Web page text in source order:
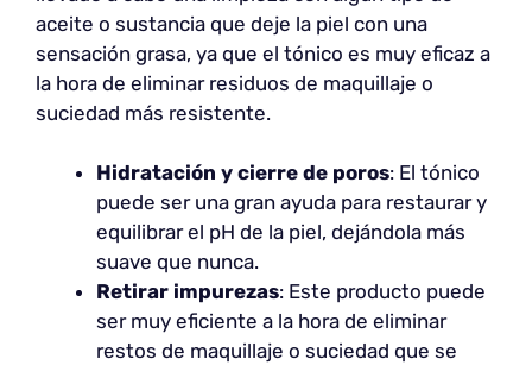
aceite o sustancia que deje la piel con una
sensación grasa, ya que el tónico es muy eficaz a
la hora de eliminar residuos de maquillaje o
suciedad más resistente.
Hidratación y cierre de poros: El tónico
puede ser una gran ayuda para restaurar y
equilibrar el pH de la piel, dejándola más
suave que nunca.
Retirar impurezas: Este producto puede
ser muy eficiente a la hora de eliminar
restos de maquillaje o suciedad que se